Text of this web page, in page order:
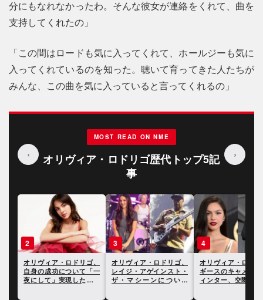
分にもなれなかったわ。そんな彼女が連絡をくれて、曲を
支持してくれたの」
「この間はロードも気に入ってくれて、ホールジーも気に
入ってくれているのを知った。聴いて育ってきた人たちが
みんな、この曲を気に入っていると言ってくれるの」
‹
MOST READ ON NME
オリヴィア・ロドリゴ歴代トップ5記
事
›
3
オリヴィア・ロドリゴ、
レイジ・アゲインスト・
ザ・マシーンについて
4
オリヴィア・ロドリゴと
ギースのキャメロン・ウ
ィンター、交際の噂が持
5
オリヴィア・ロド
ギタリスト、ロバ
スミスと共演でき